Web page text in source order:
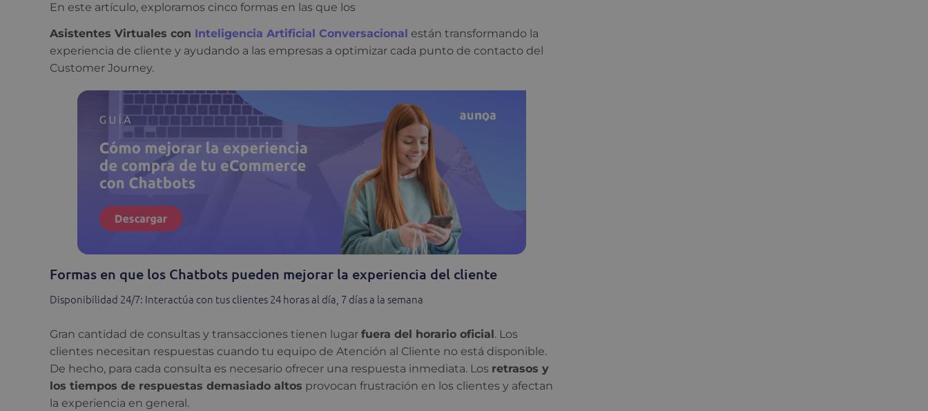
En este artículo, exploramos cinco formas en las que los
Asistentes Virtuales con Inteligencia Artificial Conversacional están transformando la
experiencia de cliente y ayudando a las empresas a optimizar cada punto de contacto del
Customer Journey.
Formas en que los Chatbots pueden mejorar la experiencia del cliente
Disponibilidad 24/7: Interactúa con tus clientes 24 horas al día, 7 días a la semana
Gran cantidad de consultas y transacciones tienen lugar fuera del horario oficial. Los
clientes necesitan respuestas cuando tu equipo de Atención al Cliente no está disponible.
De hecho, para cada consulta es necesario ofrecer una respuesta inmediata. Los retrasos y
los tiempos de respuestas demasiado altos provocan frustración en los clientes y afectan
la experiencia en general.